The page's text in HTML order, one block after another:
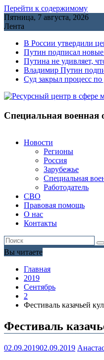
Перейти к содержимому
Пятница, 7 августа, 2026
Лента
В России утвердили
Путин подписал
Путина не удивляет,
Владимир Путин
Cуд закрыл процесс
Специальная военная
Новости
Регионы
Россия
Зарубежье
Специальная
Работодатель
СВО
Правовая помощь
О нас
Контакты
Вы читаете
Главная
2019
Сентябрь
2
Фестиваль казачьей
Фестиваль
02.09.201902.09.2019